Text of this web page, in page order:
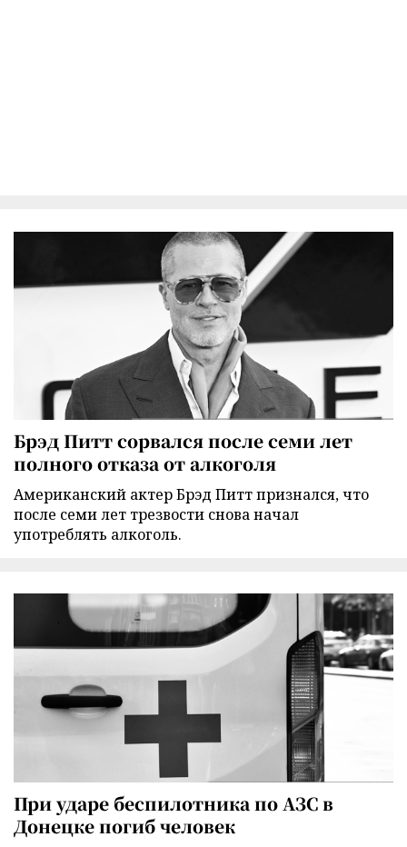
Брэд Питт сорвался после семи лет
полного отказа от алкоголя
Американский актер Брэд Питт признался, что
после семи лет трезвости снова начал
употреблять алкоголь.
При ударе беспилотника по АЗС в
Донецке погиб человек